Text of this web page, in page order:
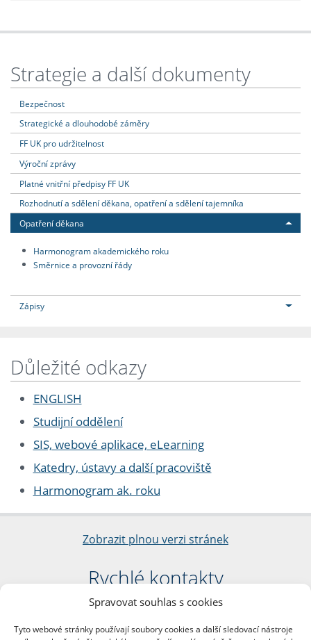
Spravovat souhlas s cookies
Tyto webové stránky používají soubory cookies a další sledovací nástroje
Strategie a další dokumenty
Bezpečnost
Strategické a dlouhodobé záměry
FF UK pro udržitelnost
Výroční zprávy
Platné vnitřní předpisy FF UK
Rozhodnutí a sdělení děkana, opatření a sdělení tajemníka
Opatření děkana
Harmonogram akademického roku
Směrnice a provozní řády
Zápisy
Důležité odkazy
ENGLISH
Studijní oddělení
SIS, webové aplikace, eLearning
Katedry, ústavy a další pracoviště
Harmonogram ak. roku
Zobrazit plnou verzi stránek
Rychlé kontakty
Filozofická fakulta
nám. Jana Palacha 1/2